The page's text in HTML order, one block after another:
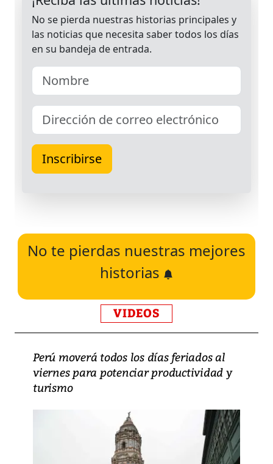
No te pierdas nuestras mejores
historias
VIDEOS
Perú moverá todos los días feriados al
viernes para potenciar productividad y
turismo